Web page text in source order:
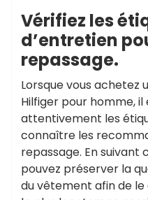
Vérifiez les
d’entretien
repassage.
Lorsque vous
Hilfiger pour homme,
attentivement les
connaître les
repassage. En suivant
pouvez préserver la
du vêtement afin de